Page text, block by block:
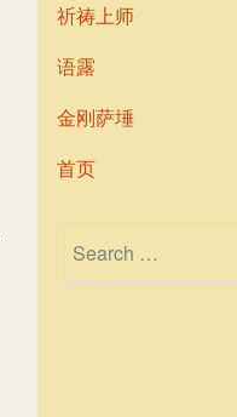
祈祷上师
语露
金刚萨埵
首页